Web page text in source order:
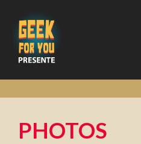
PHOTOS